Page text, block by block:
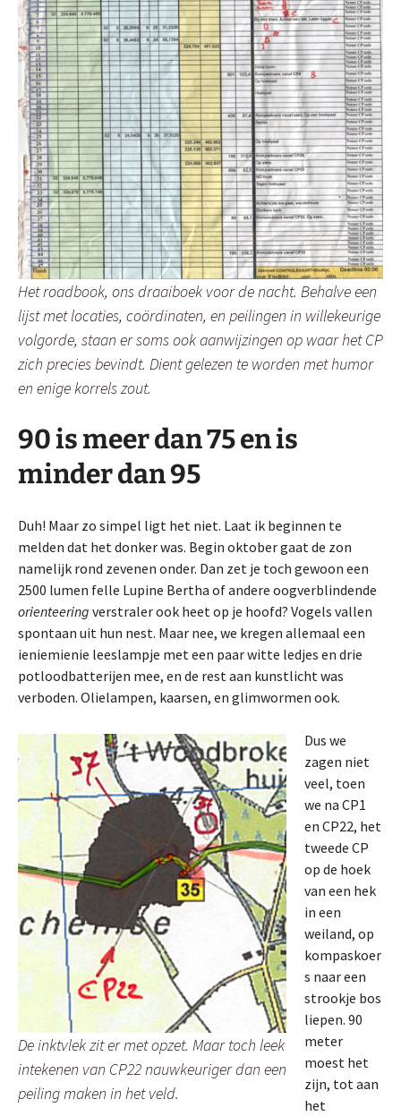
Hetroadbook, ons draaiboek voor de nacht. Behalve een
lijst met locaties, coördinaten, en peilingen in willekeurige
volgorde, staan er soms ook aanwijzingen op waar het CP
zich precies bevindt. Dient gelezen te worden met humor
en enige korrels zout.
90 is meer dan 75 en is
minder dan 95
Duh! Maar zo simpel ligt het niet. Laat ik beginnen te
melden dat het donker was. Begin oktober gaat de zon
namelijk rond zevenen onder. Dan zet je toch gewoon een
2500 lumen felle Lupine Bertha of andere oogverblindende
orienteering verstraler ook heet op je hoofd? Vogels vallen
spontaan uit hun nest. Maar nee, we kregen allemaal een
ieniemienie leeslampje met een paar witte ledjes en drie
potloodbatterijen mee, en de rest aan kunstlicht was
verboden. Olielampen, kaarsen, en glimwormen ook.
De inktvlek zit er met opzet. Maar toch leek
intekenen van CP22 nauwkeuriger dan een
peiling maken in het veld.
Dus we
zagen niet
veel, toen
we na CP1
en CP22, het
tweede CP
op de hoek
van een hek
in een
weiland, op
kompaskoer
s naar een
strookje bos
liepen. 90
meter
moest het
zijn, tot aan
het